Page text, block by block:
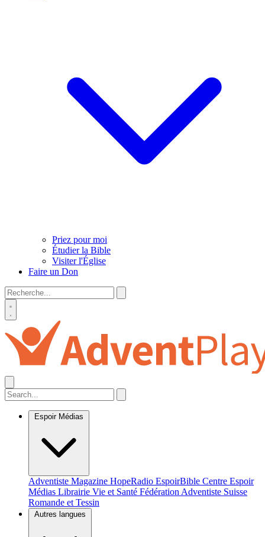
Priez pour moi
Étudier la Bible
Visiter l'Église
Faire un Don
Espoir Médias
Adventiste Magazine HopeRadio EspoirBible Centre Espoir
Médias Librairie Vie et Santé Fédération Adventiste Suisse
Romande et Tessin
Autres langues